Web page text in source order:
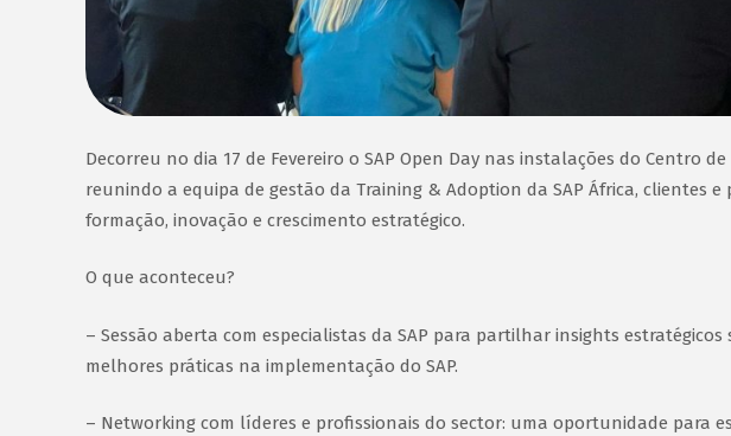
Decorreu no dia 17 de Fevereiro o SAP Open Day nas instalações do Centro
reunindo a equipa de gestão da Training & Adoption da SAP África, clientes
formação, inovação e crescimento estratégico.
O que aconteceu?
– Sessão aberta com especialistas da SAP para partilhar insights
melhores práticas na implementação do SAP.
– Networking com líderes e profissionais do sector: uma oportunidade para